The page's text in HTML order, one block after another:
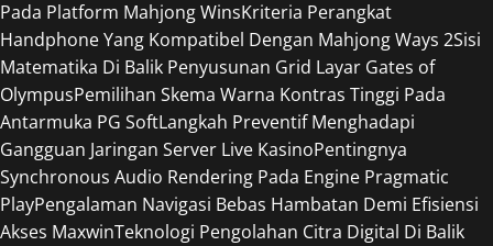
Pada Platform Mahjong WinsKriteria Perangkat
Handphone Yang Kompatibel Dengan Mahjong Ways 2Sisi
Matematika Di Balik Penyusunan Grid Layar Gates of
OlympusPemilihan Skema Warna Kontras Tinggi Pada
Antarmuka PG SoftLangkah Preventif Menghadapi
Gangguan Jaringan Server Live KasinoPentingnya
Synchronous Audio Rendering Pada Engine Pragmatic
PlayPengalaman Navigasi Bebas Hambatan Demi Efisiensi
Akses MaxwinTeknologi Pengolahan Citra Digital Di Balik